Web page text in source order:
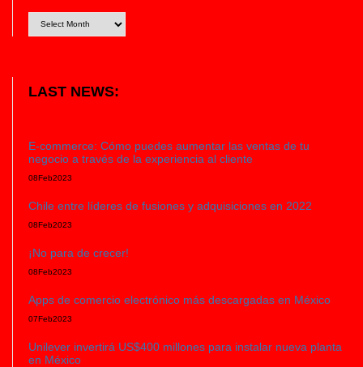
LAST NEWS:
E-commerce: Cómo puedes aumentar las ventas de tu
negocio a través de la experiencia al cliente
08Feb2023
Chile entre líderes de fusiones y adquisiciones en 2022
08Feb2023
¡No para de crecer!
08Feb2023
Apps de comercio electrónico más descargadas en México
07Feb2023
Unilever invertirá US$400 millones para instalar nueva planta
en México